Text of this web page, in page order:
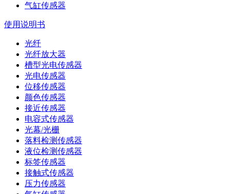
气缸传感器
使用说明书
光纤
光纤放大器
槽型光电传感器
光电传感器
位移传感器
颜色传感器
接近传感器
电容式传感器
光幕/光栅
落料检测传感器
液位检测传感器
标签传感器
接触式传感器
压力传感器